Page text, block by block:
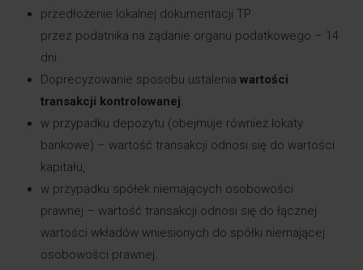
przedłożenie lokalnej dokumentacji TP
przez podatnika na żądanie organu podatkowego – 14
dni.
Doprecyzowanie sposobu ustalenia wartości
transakcji kontrolowanej:
w przypadku depozytu (obejmuje również lokaty
bankowe) – wartość transakcji odnosi się do wartości
kapitału,
w przypadku spółek niemających osobowości
prawnej – wartość transakcji odnosi się do łącznej
wartości wkładów wniesionych do spółki niemającej
osobowości prawnej.